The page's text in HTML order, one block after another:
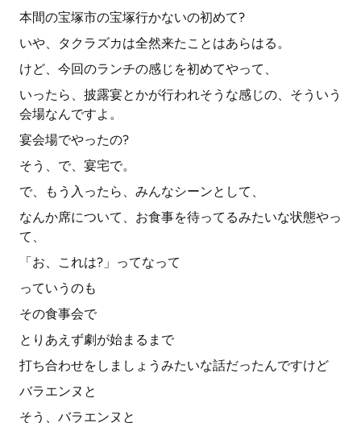
本間の宝塚市の宝塚行かないの初めて?
いや、タクラズカは全然来たことはあらはる。
けど、今回のランチの感じを初めてやって、
いったら、披露宴とかが行われそうな感じの、そういう
会場なんですよ。
宴会場でやったの?
そう、で、宴宅で。
で、もう入ったら、みんなシーンとして、
なんか席について、お食事を待ってるみたいな状態やっ
て、
「お、これは?」ってなって
っていうのも
その食事会で
とりあえず劇が始まるまで
打ち合わせをしましょうみたいな話だったんですけど
バラエンヌと
そう、バラエンヌと